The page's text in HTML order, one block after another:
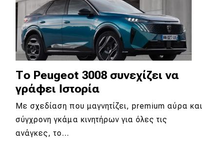
Το Peugeot 3008 συνεχίζει να
γράφει Ιστορία
Με σχεδίαση που μαγνητίζει, premium αύρα και
σύγχρονη γκάμα κινητήρων για όλες τις
ανάγκες, το…